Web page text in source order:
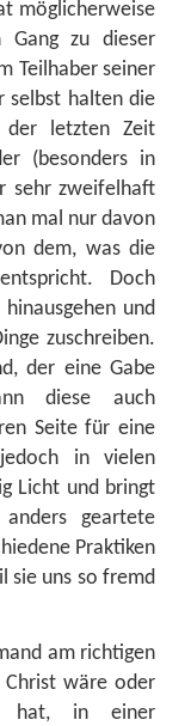
möglicherweise
Gang zu dieser
Teilhaber seiner
selbst halten die
letzten Zeit
(besonders in
sehr zweifelhaft
mal nur davon
dem, was die
Doch
und
zuschreiben.
der eine Gabe
diese auch
Seite für eine
in vielen
Licht und bringt
geartete
Praktiken
sie uns so fremd
am richtigen
Christ wäre oder
hat, in einer